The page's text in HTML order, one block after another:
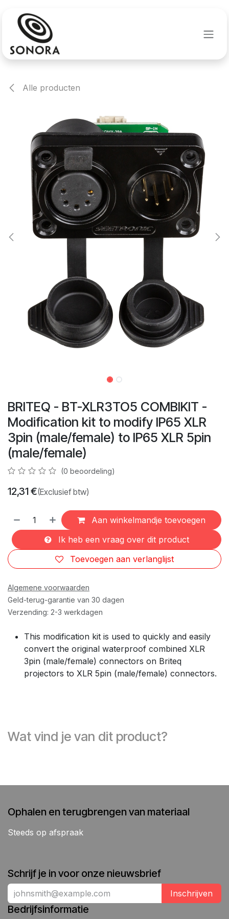
Alle producten
BRITEQ - BT-XLR3TO5 COMBIKIT -
Modification kit to modify IP65 XLR
3pin (male/female) to IP65 XLR 5pin
(male/female)
(0 beoordeling)
12,31€(Exclusief btw)
Aan winkelmandje toevoegen
Ik heb een vraag over dit product
Toevoegen aan verlanglijst
Algemene voorwaarden
Geld-terug-garantie van 30 dagen
Verzending: 2-3 werkdagen
This modification kit is used to quickly and easily
convert the original waterproof combined XLR
3pin (male/female) connectors on Briteq
projectors to XLR 5pin (male/female) connectors.
Wat vind je van dit product?
Ophalen en terugbrengen van materiaal
Steeds op afspraak
Schrijf je in voor onze nieuwsbrief
Inschrijven
Bedrijfsinformatie